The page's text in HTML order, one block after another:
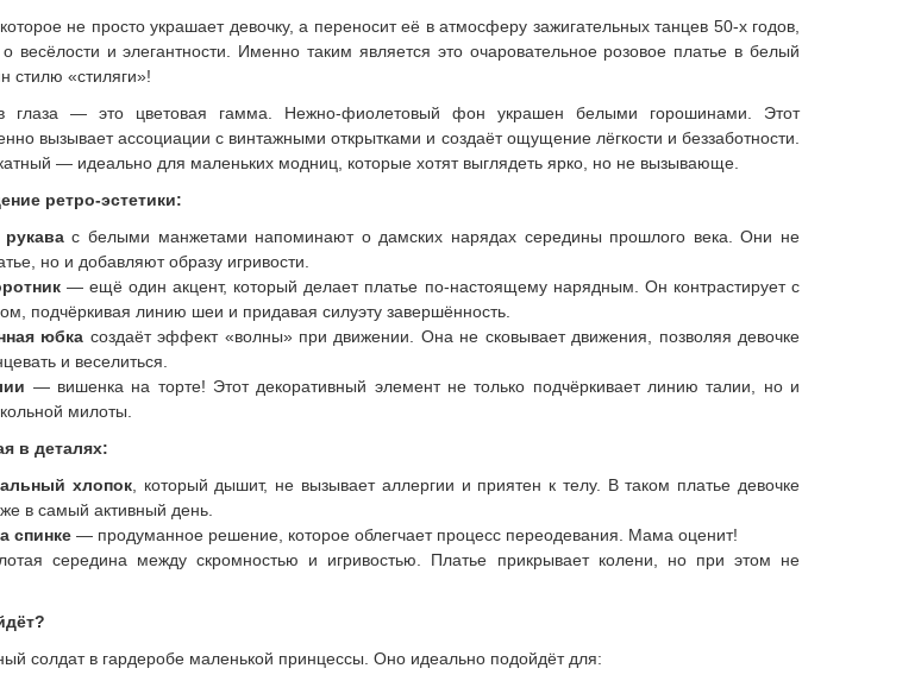
не просто украшает девочку, а переносит её в атмосферу зажигательных танцев 50-х годов,
о весёлости и элегантности. Именно таким является это очаровательное розовое платье в белый
стилю «стиляги»!
глаза — это цветовая гамма. Нежно-фиолетовый фон украшен белыми горошинами. Этот
вызывает ассоциации с винтажными открытками и создаёт ощущение лёгкости и беззаботности.
— идеально для маленьких модниц, которые хотят выглядеть ярко, но не вызывающе.
ретро-эстетики:
с белыми манжетами напоминают о дамских нарядах середины прошлого века. Они не
но и добавляют образу игривости.
— ещё один акцент, который делает платье по-настоящему нарядным. Он контрастирует с
подчёркивая линию шеи и придавая силуэту завершённость.
юбка создаёт эффект «волны» при движении. Она не сковывает движения, позволяя девочке
и веселиться.
— вишенка на торте! Этот декоративный элемент не только подчёркивает линию талии, но и
милоты.
в деталях:
хлопок, который дышит, не вызывает аллергии и приятен к телу. В таком платье девочке
в самый активный день.
спинке— продуманное решение, которое облегчает процесс переодевания. Мама оценит!
середина между скромностью и игривостью. Платье прикрывает колени, но при этом не
солдат в гардеробе маленькой принцессы. Оно идеально подойдёт для: